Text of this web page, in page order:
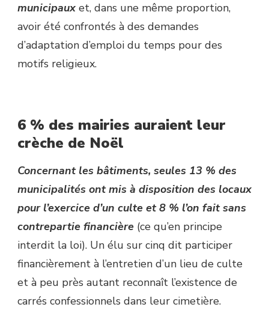
municipaux et, dans une même proportion,
avoir été confrontés à des demandes
d’adaptation d’emploi du temps pour des
motifs religieux.
6 % des mairies auraient leur
crèche de Noël
Concernant les bâtiments, seules 13 % des
municipalités ont mis à disposition des locaux
pour l’exercice d’un culte et 8 % l’on fait sans
contrepartie financière (ce qu’en principe
interdit la loi). Un élu sur cinq dit participer
financièrement à l’entretien d’un lieu de culte
et à peu près autant reconnaît l’existence de
carrés confessionnels dans leur cimetière.